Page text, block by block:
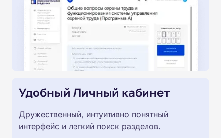
Удобный Личный кабинет
Дружественный, интуитивно понятный
интерфейс и легкий поиск разделов.